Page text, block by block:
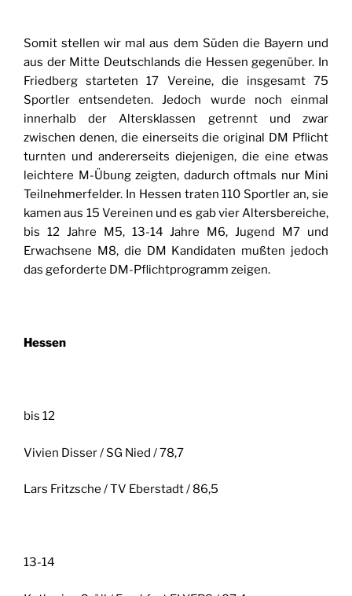
Somit stellen wir mal aus dem Süden die Bayern und
aus der Mitte Deutschlands die Hessen gegenüber. In
Friedberg starteten 17 Vereine, die insgesamt 75
Sportler entsendeten. Jedoch wurde noch einmal
innerhalb der Altersklassen getrennt und zwar
zwischen denen, die einerseits die original DM Pflicht
turnten und andererseits diejenigen, die eine etwas
leichtere M-Übung zeigten, dadurch oftmals nur Mini
Teilnehmerfelder. In Hessen traten 110 Sportler an, sie
kamen aus 15 Vereinen und es gab vier Altersbereiche,
bis 12 Jahre M5, 13-14 Jahre M6, Jugend M7 und
Erwachsene M8, die DM Kandidaten mußten jedoch
das geforderte DM-Pflichtprogramm zeigen.
Hessen
bis 12
Vivien Disser / SG Nied / 78,7
Lars Fritzsche / TV Eberstadt / 86,5
13-14